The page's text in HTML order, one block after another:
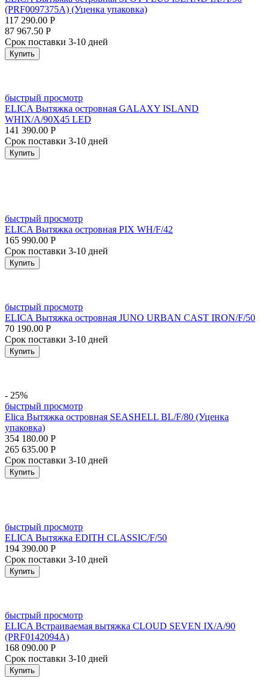
(PRF0097375A) (Уценка упаковка)
117 290.00 Р
87 967.50 Р
Срок поставки 3-10 дней
Купить
быстрый просмотр
ELICA Вытяжка островная GALAXY ISLAND
WHIX/A/90X45 LED
141 390.00 Р
Срок поставки 3-10 дней
Купить
быстрый просмотр
ELICA Вытяжка островная PIX WH/F/42
165 990.00 Р
Срок поставки 3-10 дней
Купить
быстрый просмотр
ELICA Вытяжка островная JUNO URBAN CAST IRON/F/50
70 190.00 Р
Срок поставки 3-10 дней
Купить
- 25%
быстрый просмотр
Elica Вытяжка островная SEASHELL BL/F/80 (Уценка
упаковка)
354 180.00 Р
265 635.00 Р
Срок поставки 3-10 дней
Купить
быстрый просмотр
ELICA Вытяжка EDITH CLASSIC/F/50
194 390.00 Р
Срок поставки 3-10 дней
Купить
быстрый просмотр
ELICA Встраиваемая вытяжка CLOUD SEVEN IX/A/90
(PRF0142094A)
168 090.00 Р
Срок поставки 3-10 дней
Купить